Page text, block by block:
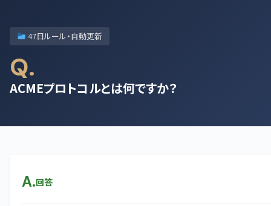
47日ルール・自動更新
Q.
ACMEプロトコルとは何ですか？
A.回答